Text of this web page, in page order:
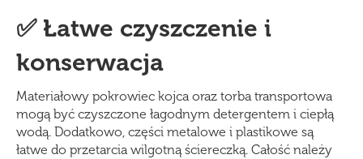
✅ Łatwe czyszczenie i
konserwacja
Materiałowy pokrowiec kojca oraz torba transportowa
mogą być czyszczone łagodnym detergentem i ciepłą
wodą. Dodatkowo, części metalowe i plastikowe są
łatwe do przetarcia wilgotną ściereczką. Całość należy